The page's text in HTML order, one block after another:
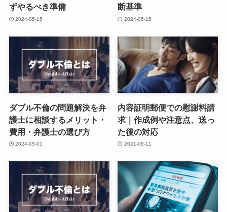
ずやるべき準備
2024-05-15
断基準
2024-05-15
ダブル不倫の問題解決を弁
護士に相談するメリット・
費用・弁護士の選び方
2024-05-01
内容証明郵便での慰謝料請
求｜作成例や注意点、送っ
た後の対応
2021-08-11